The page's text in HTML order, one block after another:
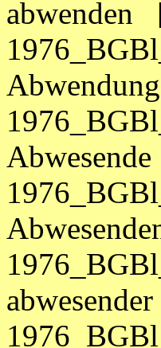
abwenden